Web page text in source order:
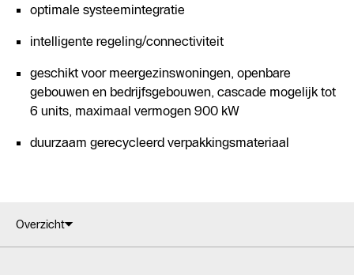
optimale systeemintegratie
intelligente regeling/connectiviteit
geschikt voor meergezinswoningen, openbare
gebouwen en bedrijfsgebouwen, cascade mogelijk tot
6 units, maximaal vermogen 900 kW
duurzaam gerecycleerd verpakkingsmateriaal
Overzicht